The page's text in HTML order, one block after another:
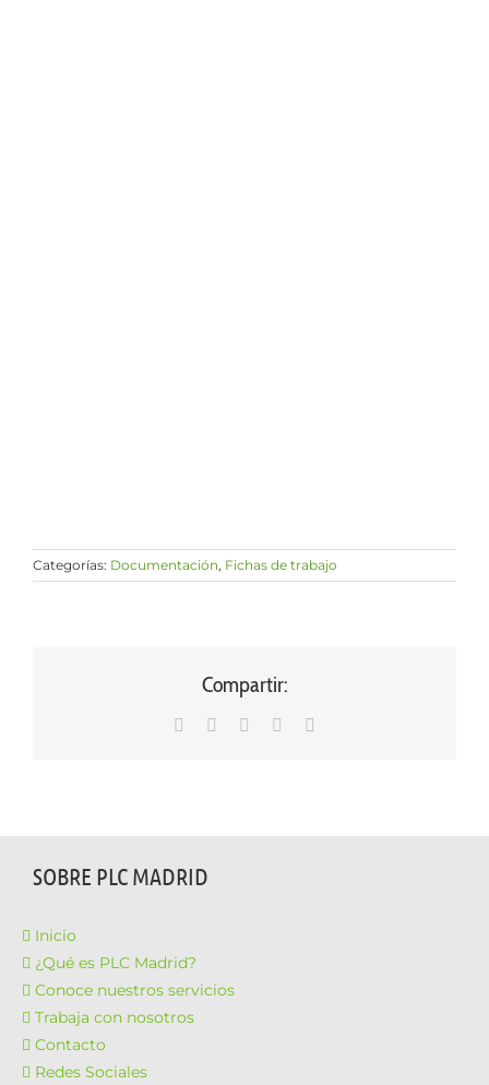
Categorías: Documentación, Fichas de trabajo
Compartir:
WhatsAppLinkedInFacebook
SOBRE PLC MADRID
Inicio
¿Qué es PLC Madrid?
Conoce nuestros servicios
Trabaja con nosotros
Contacto
Redes Sociales